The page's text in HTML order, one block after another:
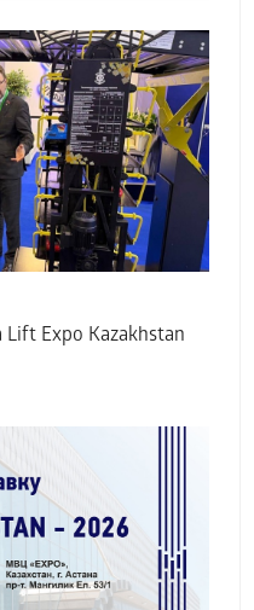
Expo Kazakhstan